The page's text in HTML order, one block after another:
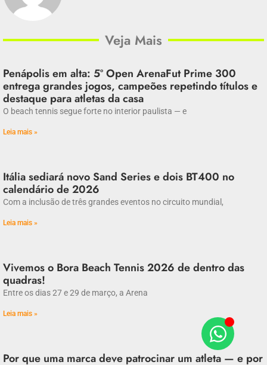
Veja Mais
Penápolis em alta: 5º Open ArenaFut Prime 300
entrega grandes jogos, campeões repetindo títulos e
destaque para atletas da casa
O beach tennis segue forte no interior paulista — e
Leia mais »
Itália sediará novo Sand Series e dois BT400 no
calendário de 2026
Com a inclusão de três grandes eventos no circuito mundial,
Leia mais »
Vivemos o Bora Beach Tennis 2026 de dentro das
quadras!
Entre os dias 27 e 29 de março, a Arena
Leia mais »
Por que uma marca deve patrocinar um atleta — e por